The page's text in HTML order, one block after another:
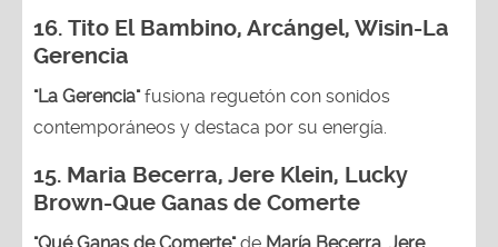
16. Tito El Bambino, Arcángel, Wisin-La
Gerencia
"La Gerencia"fusiona reguetón con sonidos
contemporáneos y destaca por su energía.
15. Maria Becerra, Jere Klein, Lucky
Brown-Que Ganas de Comerte